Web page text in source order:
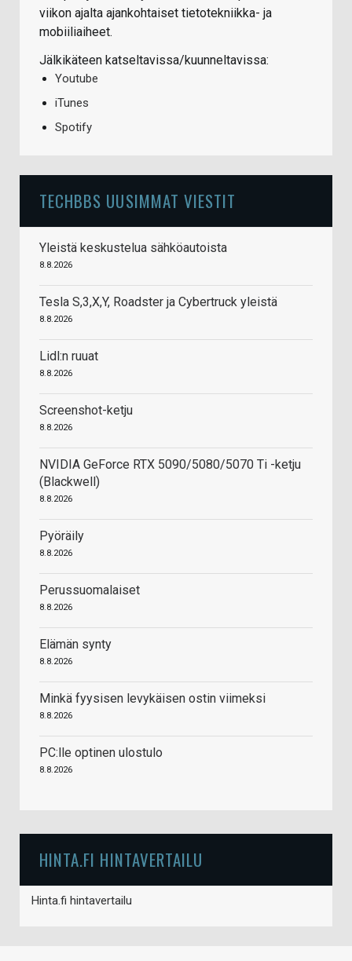
viikon ajalta ajankohtaiset tietotekniikka- ja
mobiiliaiheet.
Jälkikäteen katseltavissa/kuunneltavissa:
Youtube
iTunes
Spotify
TECHBBS UUSIMMAT VIESTIT
Yleistä keskustelua sähköautoista
8.8.2026
Tesla S,3,X,Y, Roadster ja Cybertruck yleistä
8.8.2026
Lidl:n ruuat
8.8.2026
Screenshot-ketju
8.8.2026
NVIDIA GeForce RTX 5090/5080/5070 Ti -ketju
(Blackwell)
8.8.2026
Pyöräily
8.8.2026
Perussuomalaiset
8.8.2026
Elämän synty
8.8.2026
Minkä fyysisen levykäisen ostin viimeksi
8.8.2026
PC:lle optinen ulostulo
8.8.2026
HINTA.FI HINTAVERTAILU
Hinta.fi hintavertailu